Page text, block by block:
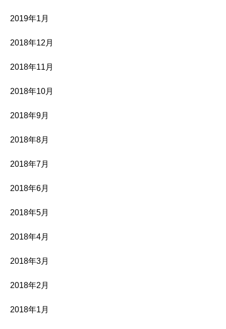
2019年1月
2018年12月
2018年11月
2018年10月
2018年9月
2018年8月
2018年7月
2018年6月
2018年5月
2018年4月
2018年3月
2018年2月
2018年1月